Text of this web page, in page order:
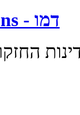
Pride of Nations - דמו